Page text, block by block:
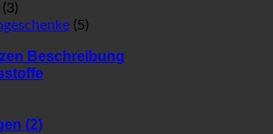
(3)
(5)
Beschreibung
(2)